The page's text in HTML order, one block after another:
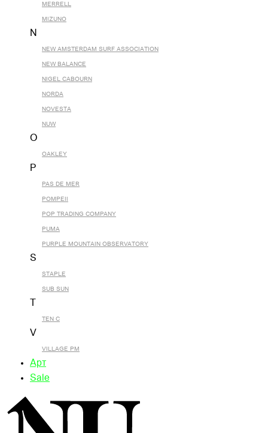
MERRELL
MIZUNO
N
NEW AMSTERDAM SURF ASSOCIATION
NEW BALANCE
NIGEL CABOURN
NORDA
NOVESTA
NUW
O
OAKLEY
P
PAS DE MER
POMPEII
POP TRADING COMPANY
PUMA
PURPLE MOUNTAIN OBSERVATORY
S
STAPLE
SUB SUN
TEN C
V
VILLAGE PM
Арт
Sale